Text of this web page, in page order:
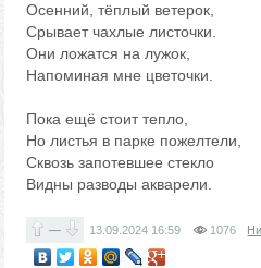
Осенний, тёплый ветерок,
Срывает чахлые листочки.
Они ложатся на лужок,
Напоминая мне цветочки.
Пока ещё стоит тепло,
Но листья в парке пожелтели,
Сквозь запотевшее стекло
Видны разводы акварели.
— 13.09.2024 16:59 1076